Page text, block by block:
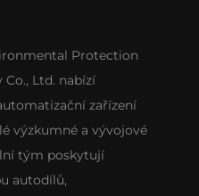
Protection
Ltd. nabízí
zařízení
výzkumné a vývojové
tým poskytují
autodílů,